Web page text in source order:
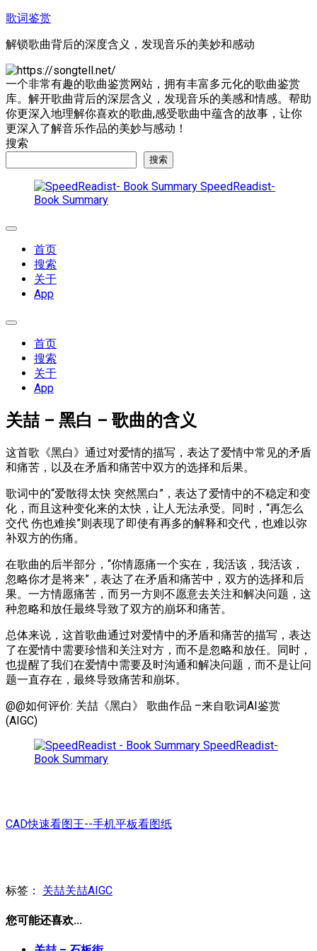
跳
内
容
歌词鉴赏
解锁歌曲背后的深度含义，发现音乐的美妙和感动
一个非常有趣的歌曲鉴赏网站，拥有丰富多元化的歌曲鉴赏
库。解开歌曲背后的深层含义，发现音乐的美感和情感。帮助
你更深入地理解你喜欢的歌曲,感受歌曲中蕴含的故事，让你
更深入了解音乐作品的美妙与感动！
搜索
搜索
SpeedReadist-
Book Summary
展
首页
搜索
关于
App
展
首页
搜索
关于
App
关喆 – 黑白 – 歌曲的含义
这首歌《黑白》通过对爱情的描写，表达了爱情中常见的矛盾
和痛苦，以及在矛盾和痛苦中双方的选择和后果。
歌词中的“爱散得太快 突然黑白”，表达了爱情中的不稳定和变
化，而且这种变化来的太快，让人无法承受。同时，“再怎么
交代 伤也难挨”则表现了即使有再多的解释和交代，也难以弥
补双方的伤痛。
在歌曲的后半部分，“你情愿痛一个实在，我活该，我活该，
忽略你才是将来”，表达了在矛盾和痛苦中，双方的选择和后
果。一方情愿痛苦，而另一方则不愿意去关注和解决问题，这
种忽略和放任最终导致了双方的崩坏和痛苦。
总体来说，这首歌曲通过对爱情中的矛盾和痛苦的描写，表达
了在爱情中需要珍惜和关注对方，而不是忽略和放任。同时，
也提醒了我们在爱情中需要及时沟通和解决问题，而不是让问
题一直存在，最终导致痛苦和崩坏。
@@如何评价: 关喆《黑白》 歌曲作品 –来自歌词AI鉴赏
(AIGC)
SpeedReadist-
Book Summary
CAD快速看图王--手机平板看图纸
标签： 关喆关喆AIGC
您可能还喜欢...